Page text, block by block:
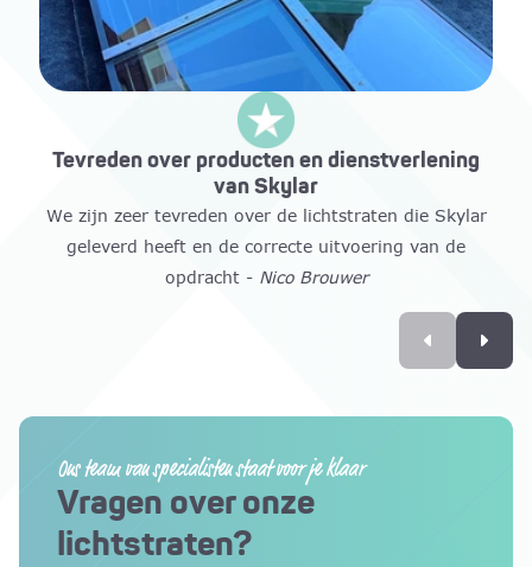
Tevreden over producten en dienstverlening
van Skylar
We zijn zeer tevreden over de lichtstraten die Skylar
geleverd heeft en de correcte uitvoering van de
opdracht - Nico Brouwer
Ons team van specialisten staat voor je klaar
Vragen over onze
lichtstraten?